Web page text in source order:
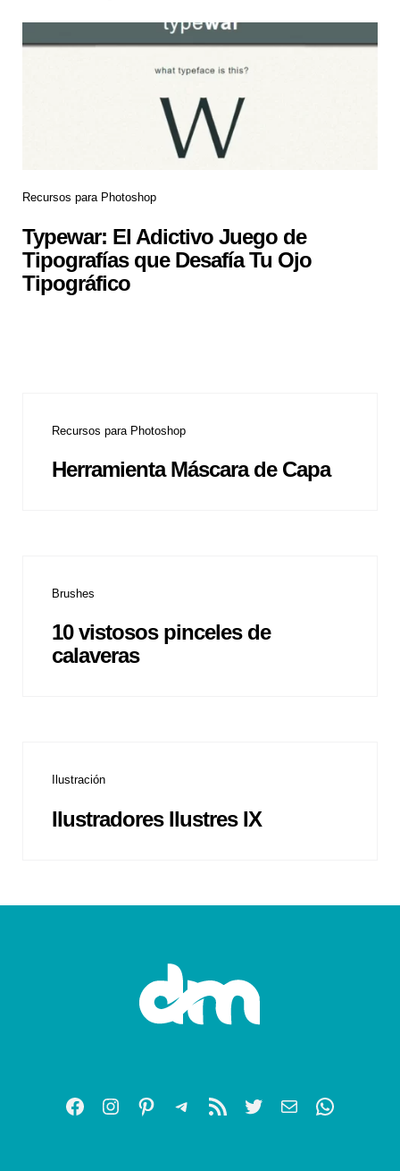
Recursos para Photoshop
Typewar: El Adictivo Juego de
Tipografías que Desafía Tu Ojo
Tipográfico
Recursos para Photoshop
Herramienta Máscara de Capa
Brushes
10 vistosos pinceles de
calaveras
Ilustración
Ilustradores Ilustres IX